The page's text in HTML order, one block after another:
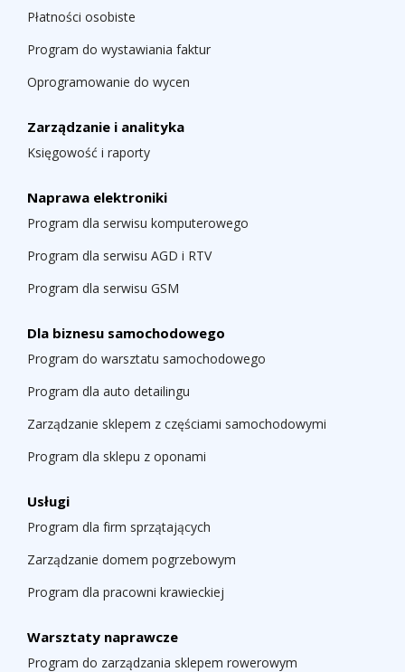
Płatności osobiste
Program do wystawiania faktur
Oprogramowanie do wycen
Zarządzanie i analityka
Księgowość i raporty
Naprawa elektroniki
Program dla serwisu komputerowego
Program dla serwisu AGD i RTV
Program dla serwisu GSM
Dla biznesu samochodowego
Program do warsztatu samochodowego
Program dla auto detailingu
Zarządzanie sklepem z częściami samochodowymi
Program dla sklepu z oponami
Usługi
Program dla firm sprzątających
Zarządzanie domem pogrzebowym
Program dla pracowni krawieckiej
Warsztaty naprawcze
Program do zarządzania sklepem rowerowym